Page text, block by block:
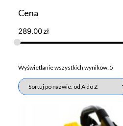
Cena
289.00zł
Wyświetlanie wszystkich wyników: 5